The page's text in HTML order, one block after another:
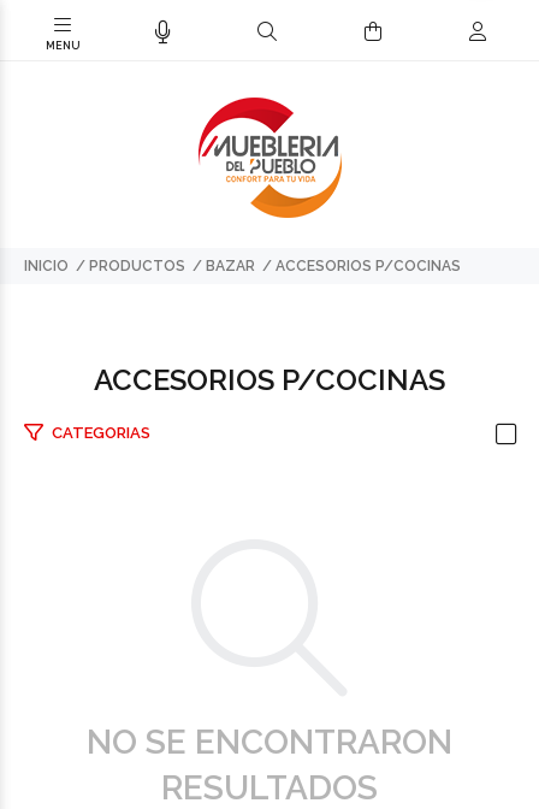
INICIO PRODUCTOS BAZAR ACCESORIOS P/COCINAS
ACCESORIOS P/COCINAS
CATEGORIAS
NO SE ENCONTRARON
RESULTADOS